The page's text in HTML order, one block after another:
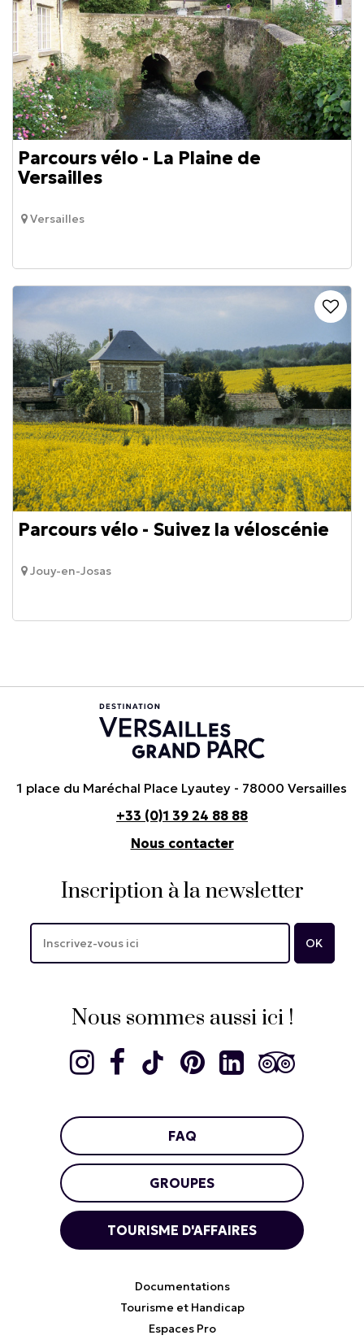
Parcours vélo - La Plaine de
Versailles
Versailles
Parcours vélo - Suivez la véloscénie
Jouy-en-Josas
1 place du Maréchal Place Lyautey - 78000 Versailles
+33 (0)1 39 24 88 88
Nous contacter
Inscription à la newsletter
Nous sommes aussi ici !
FAQ
GROUPES
TOURISME D'AFFAIRES
Documentations
Tourisme et Handicap
Espaces Pro